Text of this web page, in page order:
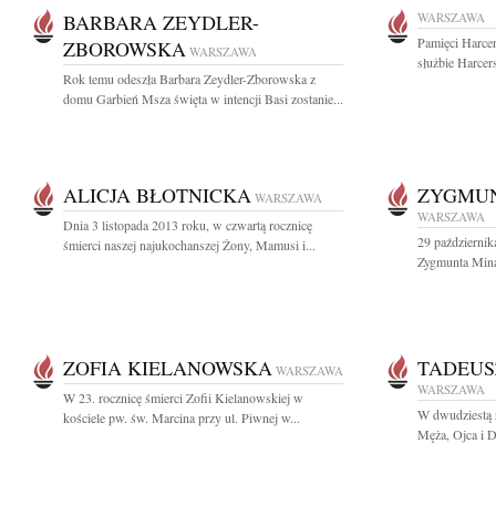
BARBARA ZEYDLER-
ZBOROWSKA WARSZAWA
Rok temu odeszła Barbara Zeydler-Zborowska z
domu Garbień Msza święta w intencji Basi zostanie...
WARSZAWA
Pamięci
służbie
ALICJA BŁOTNICKA WARSZAWA
Dnia 3 listopada 2013 roku, w czwartą rocznicę
śmierci naszej najukochanszej Żony, Mamusi i...
WARSZAWA
29
Zygmunta
ZOFIA KIELANOWSKA WARSZAWA
W 23. rocznicę śmierci Zofii Kielanowskiej w
kościele pw. św. Marcina przy ul. Piwnej w...
WARSZAWA
W dwudziestą
Męża, Ojca i